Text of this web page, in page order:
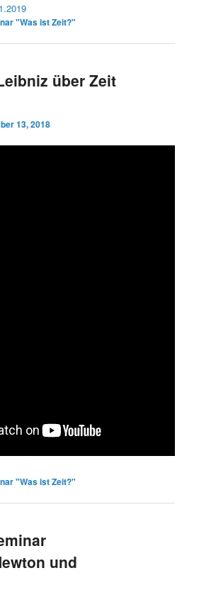
"Was ist Zeit?"
über Zeit
13, 2018
"Was ist Zeit?"
und